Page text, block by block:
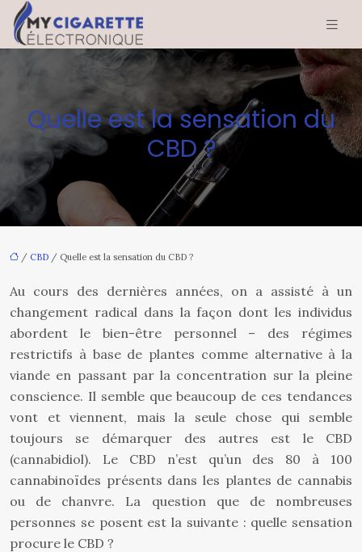
Quelle est la sensation du
CBD ?
/ CBD / Quelle est la sensation du CBD ?
Au cours des dernières années, on a assisté à un
changement radical dans la façon dont les individus
abordent le bien-être personnel – des régimes
restrictifs à base de plantes comme alternative à la
viande en passant par la concentration sur la pleine
conscience. Il semble que beaucoup de ces tendances
vont et viennent, mais la seule chose qui semble
toujours se démarquer des autres est le CBD
(cannabidiol). Le CBD n’est qu’un des 80 à 100
cannabinoïdes présents dans les plantes de cannabis
ou de chanvre. La question que de nombreuses
personnes se posent est la suivante : quelle sensation
procure le CBD ?